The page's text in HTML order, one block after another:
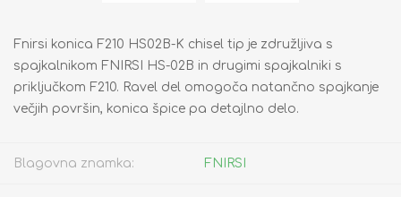
Fnirsi konica F210 HS02B-K chisel tip je združljiva s
spajkalnikom FNIRSI HS-02B in drugimi spajkalniki s
priključkom F210. Ravel del omogoča natančno spajkanje
večjih površin, konica špice pa detajlno delo.
Blagovna znamka: FNIRSI